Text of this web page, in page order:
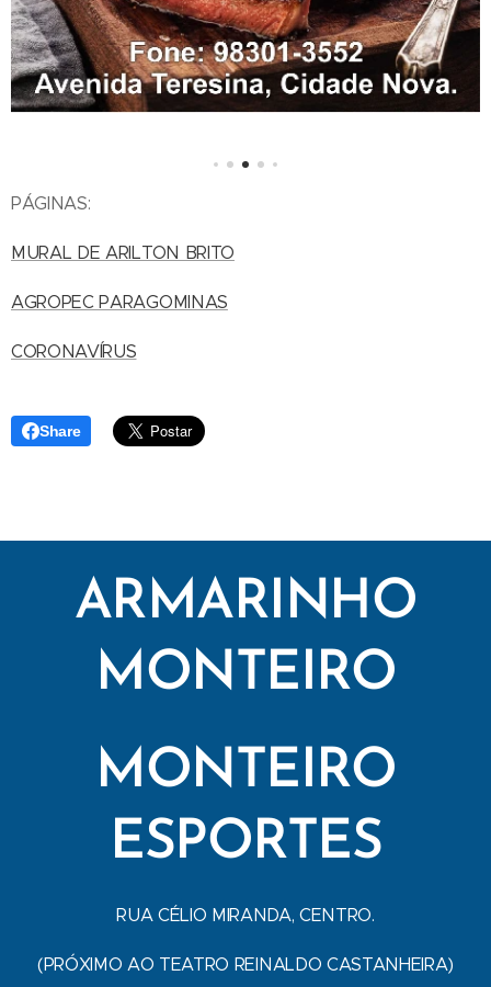
PÁGINAS:
MURAL DE ARILTON BRITO
AGROPEC PARAGOMINAS
CORONAVÍRUS
Share
ARMARINHO
MONTEIRO
MONTEIRO
ESPORTES
RUA CÉLIO MIRANDA, CENTRO.
(PRÓXIMO AO TEATRO REINALDO CASTANHEIRA)